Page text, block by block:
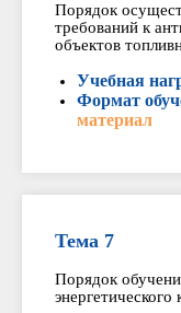
Порядок
требований к
объектов
Учебная
Формат
материал
Тема 7
Порядок
энергетического